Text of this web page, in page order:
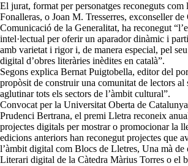
El jurat, format per personatges reconeguts com
Fonalleras, o Joan M. Tresserres, exconseller
Comunicació de la Generalitat, ha reconegut
intel·lectual per oferir un aparador dinàmic i
amb varietat i rigor i, de manera especial, pel
digital d’obres literàries inèdites en català”.
Segons explica Bernat Puigtobella, editor del
propòsit de construir una comunitat de lectors al
aglutinar tots els sectors de l’àmbit cultural”.
Convocat per la Universitat Oberta de
Prudenci Bertrana, el premi Lletra reconeix
projectes digitals per mostrar o promocionar la
edicions anteriors han reconegut projectes que
l’àmbit digital com Blocs de Lletres, Una mà de
Literari digital de la Càtedra Màrius Torres o el